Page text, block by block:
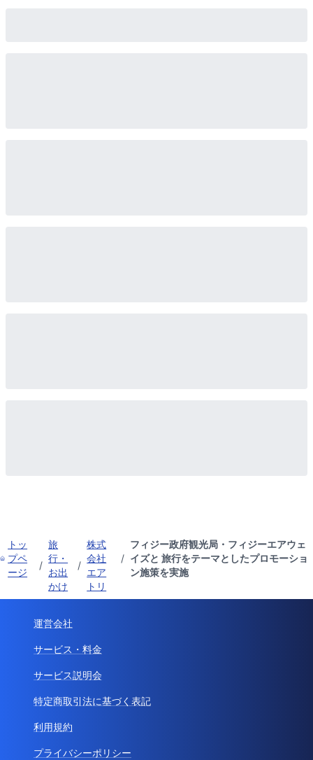
トッ
プペ
ージ
/
旅
行・
お出
かけ
/
株式
会社
エア
トリ
/
フィジー政府観光局・フィジーエアウェ
イズと 旅行をテーマとしたプロモーショ
ン施策を実施
運営会社
サービス・料金
サービス説明会
特定商取引法に基づく表記
利用規約
プライバシーポリシー